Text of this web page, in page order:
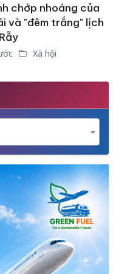
chớp nhoáng của
và "đêm trắng" lịch
Xã hội